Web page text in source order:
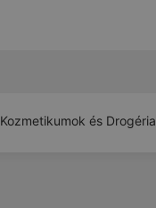
Kozmetikumok és Drogéria